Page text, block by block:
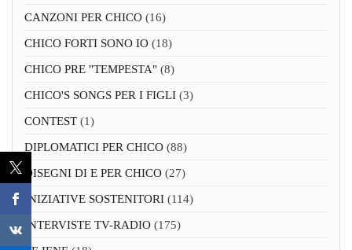
CANZONI PER CHICO (16)
CHICO FORTI SONO IO (18)
CHICO PRE "TEMPESTA" (8)
CHICO'S SONGS PER I FIGLI (3)
CONTEST (1)
DIPLOMATICI PER CHICO (88)
DISEGNI DI E PER CHICO (27)
INIZIATIVE SOSTENITORI (114)
INTERVISTE TV-RADIO (175)